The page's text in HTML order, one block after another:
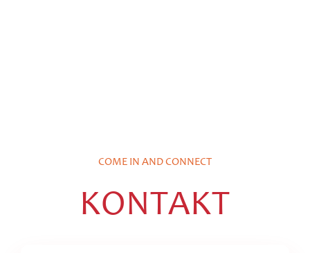
COME IN AND CONNECT
KONTAKT